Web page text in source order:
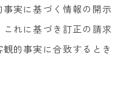
実に基づく情報の開示
れに基づき訂正の請求
的事実に合致するとき